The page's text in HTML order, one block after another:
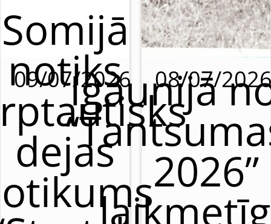
09/07/2026
Somijā
notiks
dejas
08/07/
Igaunijā
2026”